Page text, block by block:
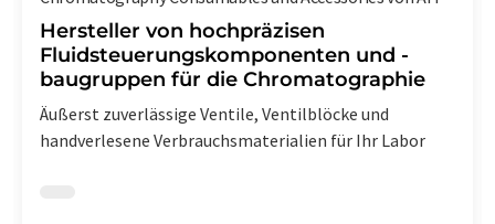
Hersteller von hochpräzisen
Fluidsteuerungskomponenten und -
baugruppen für die Chromatographie
Äußerst zuverlässige Ventile, Ventilblöcke und
handverlesene Verbrauchsmaterialien für Ihr Labor